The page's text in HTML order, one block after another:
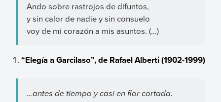
Ando sobre rastrojos de difuntos,
y sin calor de nadie y sin consuelo
voy de mi corazón a mis asuntos. (…)
“Elegía a Garcilaso”, de Rafael Alberti (1902-1999)
…antes de tiempo y casi en flor cortada.